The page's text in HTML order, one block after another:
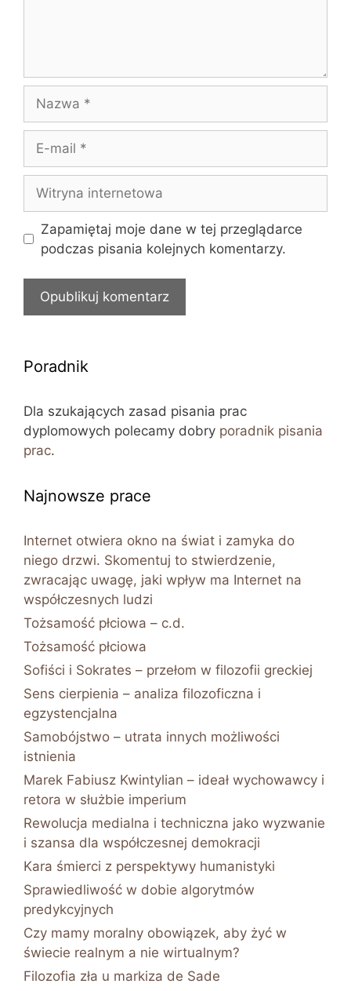
mail
internetowa
Zapamiętaj moje dane w tej przeglądarce
podczas pisania kolejnych komentarzy.
Poradnik
Dla szukających zasad pisania prac
dyplomowych polecamy dobry poradnik pisania
prac.
Najnowsze prace
Internet otwiera okno na świat i zamyka do
niego drzwi. Skomentuj to stwierdzenie,
zwracając uwagę, jaki wpływ ma Internet na
współczesnych ludzi
Tożsamość płciowa – c.d.
Tożsamość płciowa
Sofiści i Sokrates – przełom w filozofii greckiej
Sens cierpienia – analiza filozoficzna i
egzystencjalna
Samobójstwo – utrata innych możliwości
istnienia
Marek Fabiusz Kwintylian – ideał wychowawcy i
retora w służbie imperium
Rewolucja medialna i techniczna jako wyzwanie
i szansa dla współczesnej demokracji
Kara śmierci z perspektywy humanistyki
Sprawiedliwość w dobie algorytmów
predykcyjnych
Czy mamy moralny obowiązek, aby żyć w
świecie realnym a nie wirtualnym?
Filozofia zła u markiza de Sade